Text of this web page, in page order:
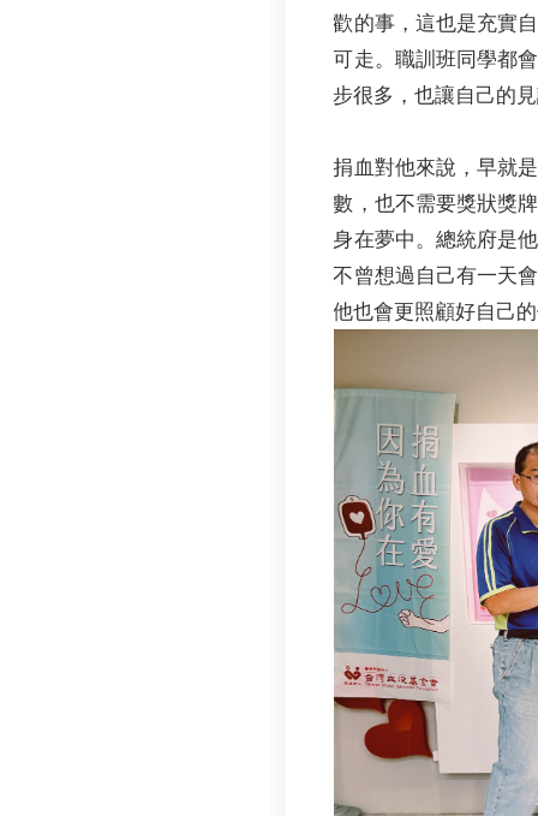
歡的事，這也是充實
可走。職訓班同學都
步很多，也讓自己的
捐血對他來說，早就
數，也不需要獎狀獎
身在夢中。總統府是
不曾想過自己有一天
他也會更照顧好自己